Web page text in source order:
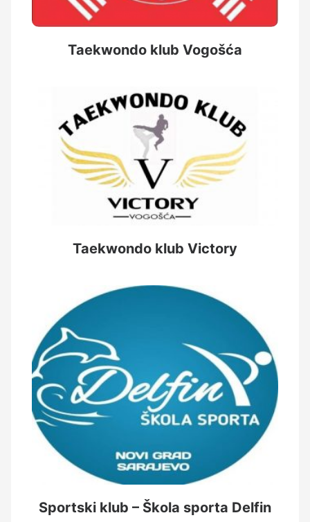
Taekwondo klub Vogošća
Taekwondo klub Victory
Sportski klub – Škola sporta Delfin